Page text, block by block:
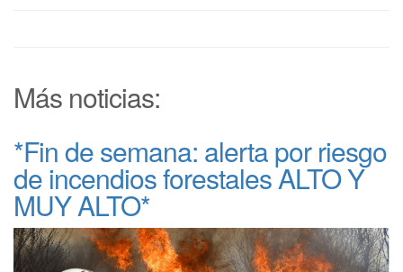
Más noticias:
*Fin de semana: alerta por riesgo
de incendios forestales ALTO Y
MUY ALTO*